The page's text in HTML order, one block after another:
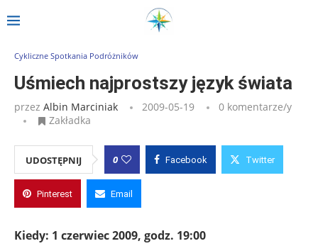
Strona główna Uśmiech najprostszy język świata
Cykliczne Spotkania Podróżników
Uśmiech najprostszy język świata
przez Albin Marciniak 2009-05-19
0 komentarze/y
Zakładka
UDOSTĘPNIJ 0 Facebook Twitter
Pinterest Email
Kiedy: 1 czerwiec 2009, godz. 19:00